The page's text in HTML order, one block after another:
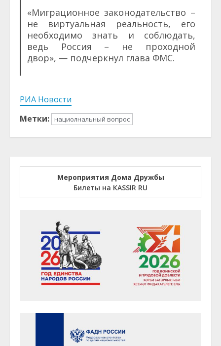
«Миграционное законодательство –
не виртуальная реальность, его
необходимо знать и соблюдать,
ведь Россия – не проходной
двор», — подчеркнул глава ФМС.
РИА Новости
Метки:
нациолнальный вопрос
Мероприятия Дома Дружбы
Билеты на KASSIR RU